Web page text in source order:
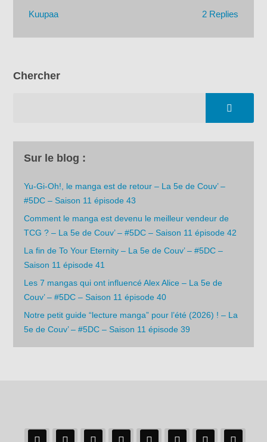
2 Replies
Kuupaa
Chercher
Sur le blog :
Yu-Gi-Oh!, le manga est de retour – La 5e de Couv’ –
#5DC – Saison 11 épisode 43
Comment le manga est devenu le meilleur vendeur de
TCG ? – La 5e de Couv’ – #5DC – Saison 11 épisode 42
La fin de To Your Eternity – La 5e de Couv’ – #5DC –
Saison 11 épisode 41
Les 7 mangas qui ont influencé Alex Alice – La 5e de
Couv’ – #5DC – Saison 11 épisode 40
Notre petit guide “lecture manga” pour l’été (2026) ! – La
5e de Couv’ – #5DC – Saison 11 épisode 39